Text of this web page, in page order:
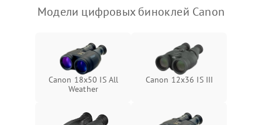
Модели цифровых биноклей Canon
Canon 18x50 IS All
Weather
Canon 12x36 IS III